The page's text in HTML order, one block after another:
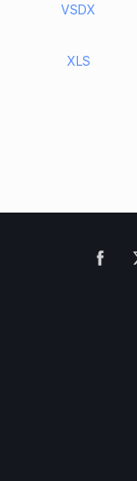
VSDX
XLS